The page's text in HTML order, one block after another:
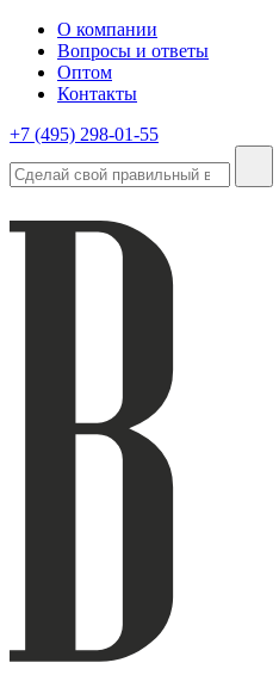
О компании
Вопросы и ответы
Оптом
Контакты
+7 (495) 298-01-55